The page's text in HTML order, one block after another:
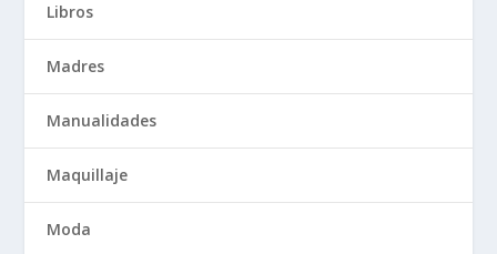
Libros
Madres
Manualidades
Maquillaje
Moda